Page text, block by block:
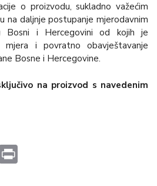
o proizvodu, sukladno važećim
na daljnje postupanje mjerodavnim
Bosni i Hercegovini od kojih je
mjera i povratno obavještavanje
Bosne i Hercegovine.
na proizvod s navedenim